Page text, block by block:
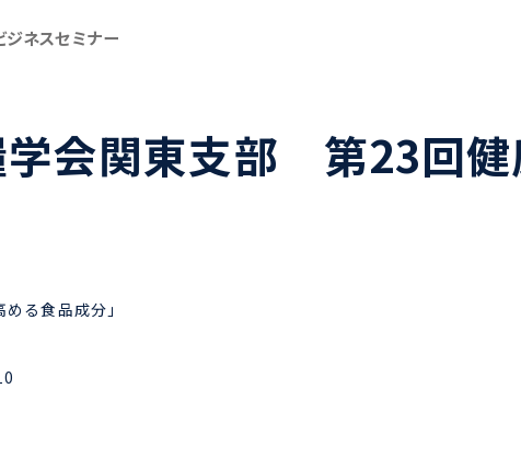
ジネスセミナー
学会関東支部 第23回健
る食品成分」